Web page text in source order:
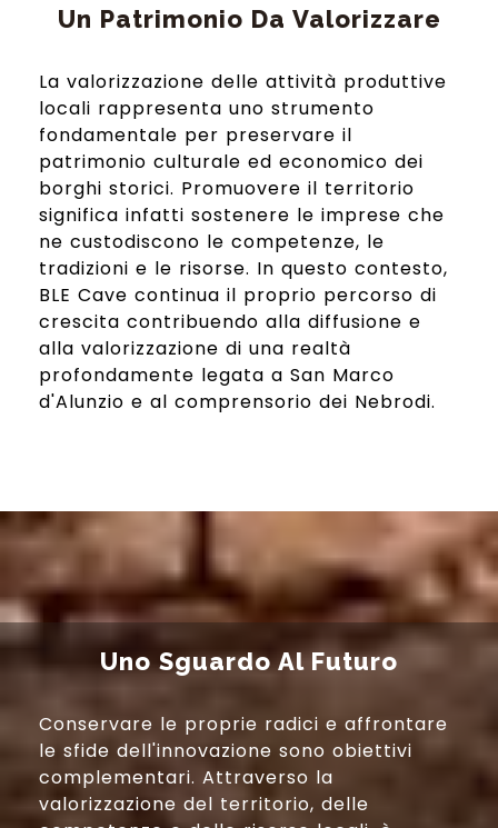
Un Patrimonio Da Valorizzare
La valorizzazione delle attività produttive
locali rappresenta uno strumento
fondamentale per preservare il
patrimonio culturale ed economico dei
borghi storici. Promuovere il territorio
significa infatti sostenere le imprese che
ne custodiscono le competenze, le
tradizioni e le risorse. In questo contesto,
BLE Cave continua il proprio percorso di
crescita contribuendo alla diffusione e
alla valorizzazione di una realtà
profondamente legata a San Marco
d'Alunzio e al comprensorio dei Nebrodi.
Uno Sguardo Al Futuro
Conservare le proprie radici e affrontare
le sfide dell'innovazione sono obiettivi
complementari. Attraverso la
valorizzazione del territorio, delle